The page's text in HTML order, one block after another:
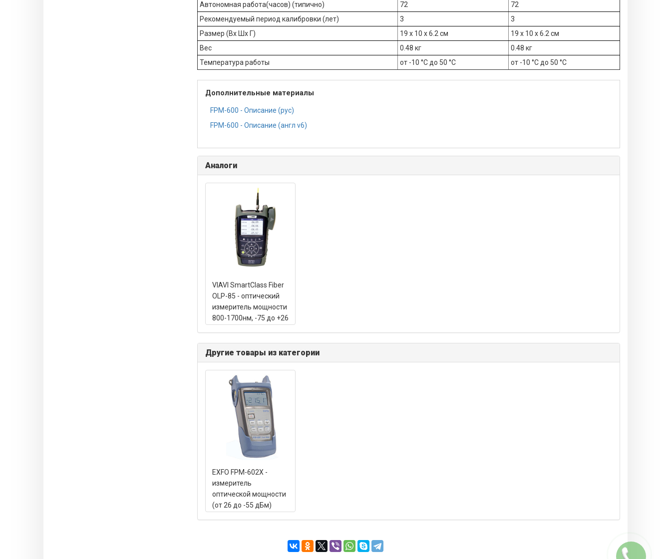
Автономная работа(часов) (типично)
72
72
Рекомендуемый период калибровки (лет)
3
3
Размер (Вx Шx Г)
19 x 10 x 6.2 см
19 x 10 x 6.2 см
Вес
0.48 кг
0.48 кг
Температура работы
от -10 °C до 50 °C от -10 °C до 50 °C
Дополнительные материалы
FPM-600 - Описание (рус)
FPM-600 - Описание (англ v6)
Аналоги
VIAVI SmartClass Fiber
OLP-85 - оптический
измеритель мощности
800-1700нм, -75 до +26
Другие товары из категории
EXFO FPM-602X -
измеритель
оптической мощности
(от 26 до -55 дБм)
Заказать